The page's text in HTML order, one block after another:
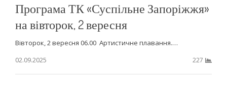
Програма ТК «Суспільне Запоріжжя»
на вівторок, 2 вересня
Вівторок, 2 вересня 06.00 Артистичне плавання.…
02.09.2025
227